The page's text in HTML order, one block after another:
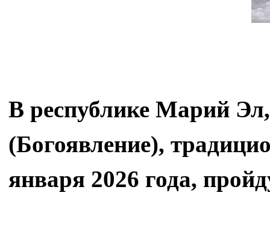
В республике Марий
(Богоявление),
января 2026 года,